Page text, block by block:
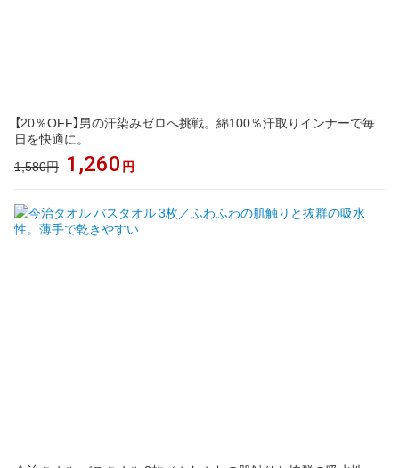
【20％OFF】男の汗染みゼロへ挑戦。綿100％汗取りインナーで毎
日を快適に。
1,580円 1,260 円